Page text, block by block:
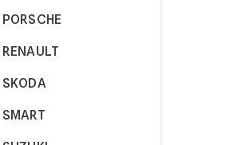
PORSCHE
RENAULT
SKODA
SMART